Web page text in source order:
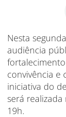
Nesta
audiência
convivência e
iniciativa do
será
19h.